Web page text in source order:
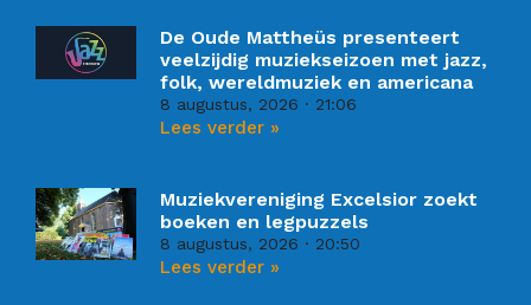
De Oude Mattheüs presenteert
veelzijdig muziekseizoen met jazz,
folk, wereldmuziek en americana
8 augustus, 2026 21:06
Lees verder »
Muziekvereniging Excelsior zoekt
boeken en legpuzzels
8 augustus, 2026 20:50
Lees verder »